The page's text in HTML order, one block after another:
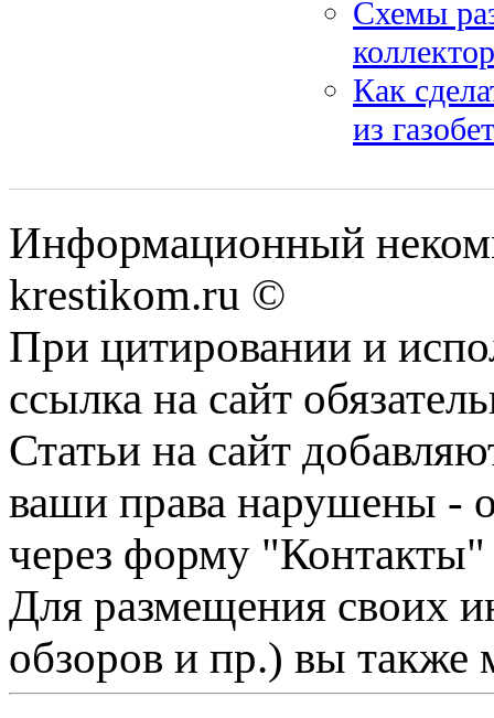
Схемы
Как
из
Информационный
krestikom.ru ©
При цитировании и
ссылка на сайт
Статьи на сайт
ваши права нарушены -
через форму "Контакты"
Для размещения своих
обзоров и пр.) вы также